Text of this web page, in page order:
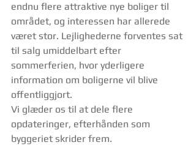
endnu flere attraktive nye boliger til
området, og interessen har allerede
været stor. Lejlighederne forventes sat
til salg umiddelbart efter
sommerferien, hvor yderligere
information om boligerne vil blive
offentliggjort.
Vi glæder os til at dele flere
opdateringer, efterhånden som
byggeriet skrider frem.